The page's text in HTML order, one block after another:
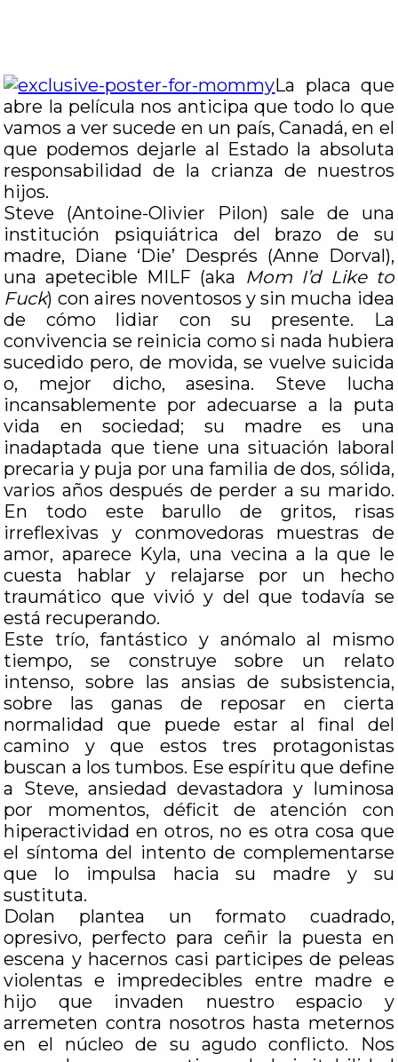
La placa que
abre la película nos anticipa que todo lo que
vamos a ver sucede en un país, Canadá, en el
que podemos dejarle al Estado la absoluta
responsabilidad de la crianza de nuestros
hijos.
Steve (Antoine-Olivier Pilon) sale de una
institución psiquiátrica del brazo de su
madre, Diane ‘Die’ Després (Anne Dorval),
una apetecible MILF (aka Mom I’d Like to
Fuck) con aires noventosos y sin mucha idea
de cómo lidiar con su presente. La
convivencia se reinicia como si nada hubiera
sucedido pero, de movida, se vuelve suicida
o, mejor dicho, asesina. Steve lucha
incansablemente por adecuarse a la puta
vida en sociedad; su madre es una
inadaptada que tiene una situación laboral
precaria y puja por una familia de dos, sólida,
varios años después de perder a su marido.
En todo este barullo de gritos, risas
irreflexivas y conmovedoras muestras de
amor, aparece Kyla, una vecina a la que le
cuesta hablar y relajarse por un hecho
traumático que vivió y del que todavía se
está recuperando.
Este trío, fantástico y anómalo al mismo
tiempo, se construye sobre un relato
intenso, sobre las ansias de subsistencia,
sobre las ganas de reposar en cierta
normalidad que puede estar al final del
camino y que estos tres protagonistas
buscan a los tumbos. Ese espíritu que define
a Steve, ansiedad devastadora y luminosa
por momentos, déficit de atención con
hiperactividad en otros, no es otra cosa que
el síntoma del intento de complementarse
que lo impulsa hacia su madre y su
sustituta.
Dolan plantea un formato cuadrado,
opresivo, perfecto para ceñir la puesta en
escena y hacernos casi participes de peleas
violentas e impredecibles entre madre e
hijo que invaden nuestro espacio y
arremeten contra nosotros hasta meternos
en el núcleo de su agudo conflicto. Nos